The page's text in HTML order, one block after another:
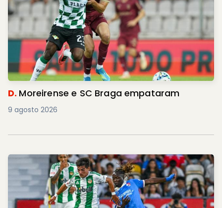
D. Moreirense e SC Braga empataram
9 agosto 2026